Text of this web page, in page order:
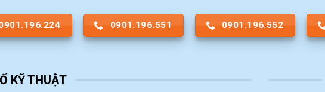
0901.196.551 0901.196.552
KỸ THUẬT